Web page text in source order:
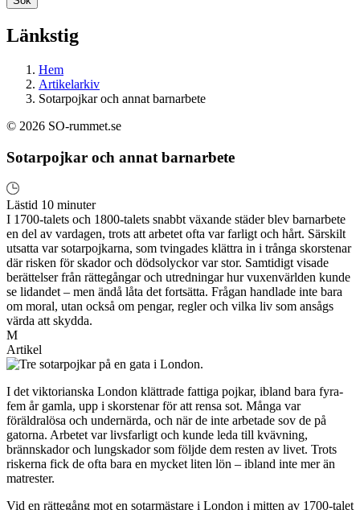
Länkstig
Hem
Artikelarkiv
Sotarpojkar och annat barnarbete
© 2026 SO-rummet.se
Sotarpojkar och annat barnarbete
Lästid 10 minuter
I 1700-talets och 1800-talets snabbt växande städer blev barnarbete
en del av vardagen, trots att arbetet ofta var farligt och hårt. Särskilt
utsatta var sotarpojkarna, som tvingades klättra in i trånga skorstenar
där risken för skador och dödsolyckor var stor. Samtidigt visade
berättelser från rättegångar och utredningar hur vuxenvärlden kunde
se lidandet – men ändå låta det fortsätta. Frågan handlade inte bara
om moral, utan också om pengar, regler och vilka liv som ansågs
värda att skydda.
M
Artikel
I det viktorianska London klättrade fattiga pojkar, ibland bara fyra-
fem år gamla, upp i skorstenar för att rensa sot. Många var
föräldralösa och undernärda, och när de inte arbetade sov de på
gatorna. Arbetet var livsfarligt och kunde leda till kvävning,
brännskador och lungskador som följde dem resten av livet. Trots
riskerna fick de ofta bara en mycket liten lön – ibland inte mer än
matrester.
Vid en rättegång mot en sotarmästare i London i mitten av 1700-talet